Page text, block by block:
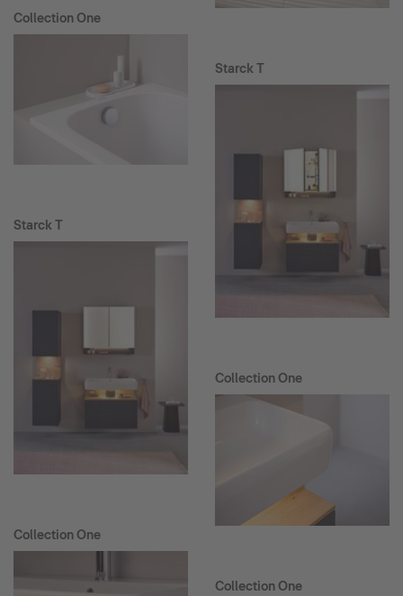
Collection One
Starck T
Collection One
Starck T
Collection One
Collection One